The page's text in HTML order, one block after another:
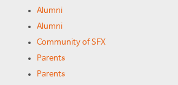
Alumni
Alumni
Community of SFX
Parents
Parents